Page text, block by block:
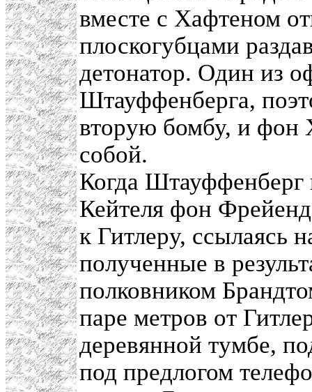
вместе с Хафтеном
плоскогубцами
детонатор. Один из
Штауффенберга,
вторую бомбу, и фон
собой.
Когда
Кейтеля фон
к Гитлеру, ссылаясь
полученные в
полковником
паре метров от
деревянной тумбе,
под предлогом